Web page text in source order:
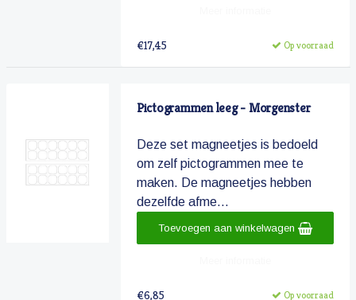
€17,45 Op voorraad
Pictogrammen leeg - Morgenster
Deze set magneetjes is bedoeld
om zelf pictogrammen mee te
maken. De magneetjes hebben
dezelfde afme...
€6,85 Op voorraad
Toevoegen aan winkelwagen